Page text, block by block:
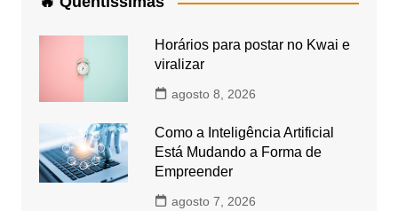
Horários para postar no Kwai e
viralizar
agosto 8, 2026
Como a Inteligência Artificial
Está Mudando a Forma de
Empreender
agosto 7, 2026